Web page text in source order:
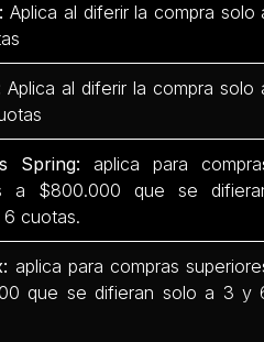
Aplica al diferir la compra solo
Aplica al diferir la compra solo
Spring: aplica para
a $800.000 que se
cuotas.
aplica para compras
que se difieran solo a 3 y